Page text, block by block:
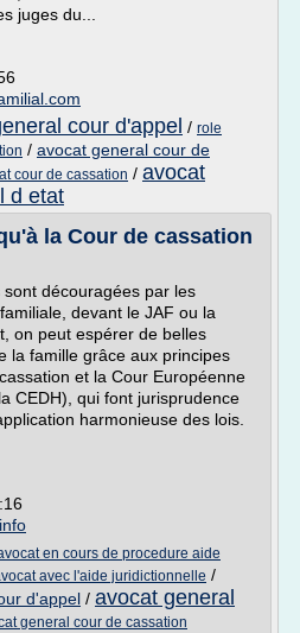
juges du...
cour d'appel / role
/ avocat general cour de
cour de cassation / avocat
d etat
la Cour de cassation
découragées par les
devant le JAF ou la
on peut espérer de belles
la famille grâce aux principes
et la Cour Européenne
CEDH), qui font jurisprudence
harmonieuse des lois.
en cours de procedure aide
avec l'aide juridictionnelle /
d'appel / avocat general
general cour de cassation